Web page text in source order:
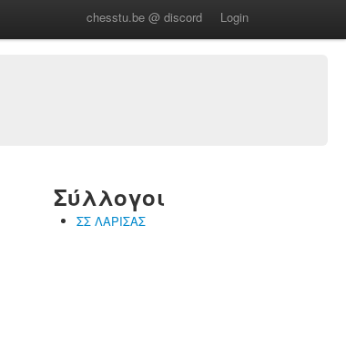
chesstu.be @ discord Login
Σύλλογοι
ΣΣ ΛΑΡΙΣΑΣ